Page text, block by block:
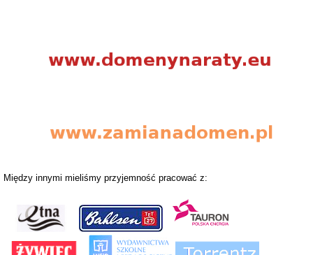
Między innymi mieliśmy przyjemność pracować z: